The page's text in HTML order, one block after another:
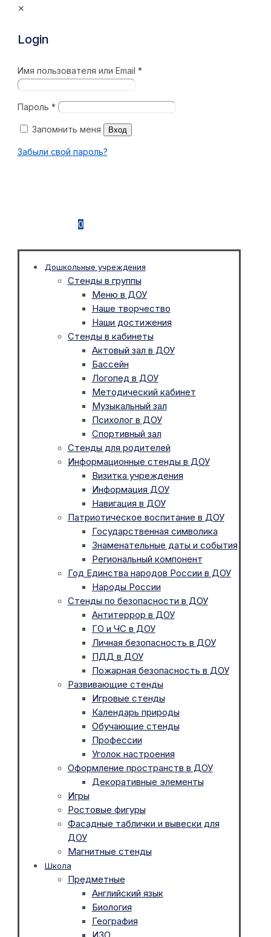
✕
Login
Имя пользователя или Email *
Пароль *
Запомнить меня Вход
Забыли свой пароль?
0
Дошкольные учреждения
Стенды в группы
Меню в ДОУ
Наше творчество
Наши достижения
Стенды в кабинеты
Актовый зал в ДОУ
Бассейн
Логопед в ДОУ
Методический кабинет
Музыкальный зал
Психолог в ДОУ
Спортивный зал
Стенды для родителей
Информационные стенды в ДОУ
Визитка учреждения
Информация ДОУ
Навигация в ДОУ
Патриотическое воспитание в ДОУ
Государственная символика
Знаменательные даты и события
Региональный компонент
Год Единства народов России в ДОУ
Народы России
Стенды по безопасности в ДОУ
Антитеррор в ДОУ
ГО и ЧС в ДОУ
Личная безопасность в ДОУ
ПДД в ДОУ
Пожарная безопасность в ДОУ
Развивающие стенды
Игровые стенды
Календарь природы
Обучающие стенды
Профессии
Уголок настроения
Оформление пространств в ДОУ
Декоративные элементы
Игры
Ростовые фигуры
Фасадные таблички и вывески для
ДОУ
Магнитные стенды
Школа
Предметные
Английский язык
Биология
География